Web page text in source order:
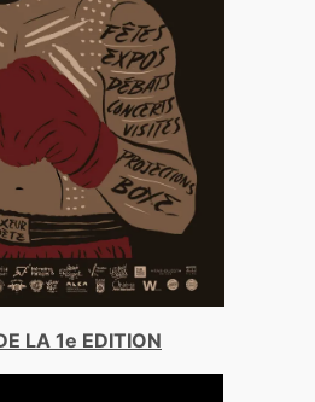
LA 1e EDITION